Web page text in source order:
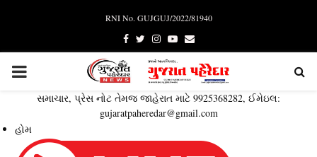
RNI No. GUJGUJ/2022/81940
Facebook
TwitterInstagram
YoutubeEmail
PRIMARY
MENU
સમાચાર, પ્રેસ નોટ તેમજ જાહેરાત માટે 9925368282, ઈમેઇલ:
gujaratpaheredar@gmail.com
હોમ